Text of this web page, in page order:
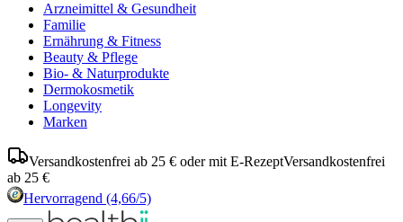
Arzneimittel & Gesundheit
Familie
Ernährung & Fitness
Beauty & Pflege
Bio- & Naturprodukte
Dermokosmetik
Longevity
Marken
Versandkostenfrei ab 25 € oder mit E-RezeptVersandkostenfrei
ab 25 €
Hervorragend (4,66/5)